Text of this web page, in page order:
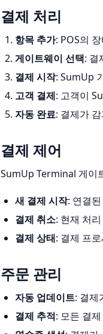
결제 처리
항목 추가: POS의
게이트웨이 선택: 결
결제 시작: SumUp
고객 결제: 고객이
자동 완료: 결제가
결제 제어
SumUp Terminal 게이
새 결제 시작: 연결
결제 취소: 현재 처
결제 상태: 결제 프
주문 관리
자동 업데이트: 결제
결제 추적: 모든 결